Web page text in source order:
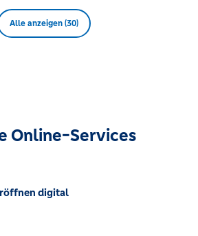
Alle anzeigen (30)
Online-Services
digital